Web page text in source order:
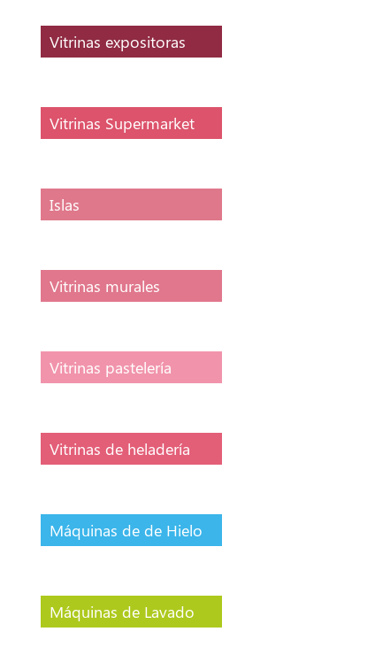
Vitrinas expositoras
Vitrinas Supermarket
Islas
Vitrinas murales
Vitrinas pastelería
Vitrinas de heladería
Máquinas de de Hielo
Máquinas de Lavado